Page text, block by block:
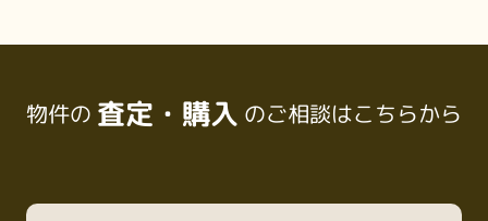
物件の 査定・購入 のご相談はこちらから